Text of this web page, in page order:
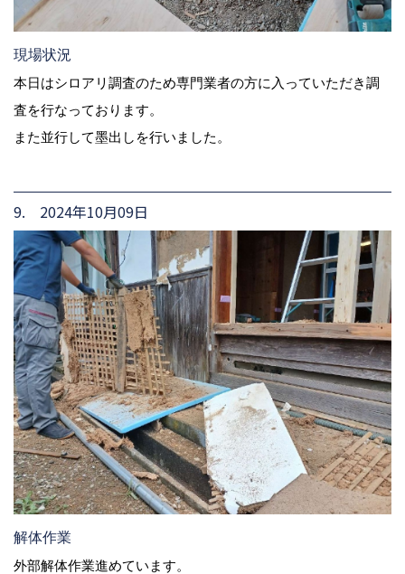
現場状況
本日はシロアリ調査のため専門業者の方に入っていただき調
査を行なっております。
また並行して墨出しを行いました。
9. 2024年10月09日
解体作業
外部解体作業進めています。